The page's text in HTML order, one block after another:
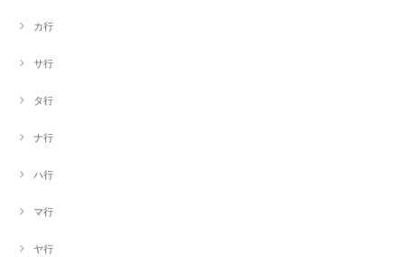
カ行
サ行
タ行
ナ行
ハ行
マ行
ヤ行